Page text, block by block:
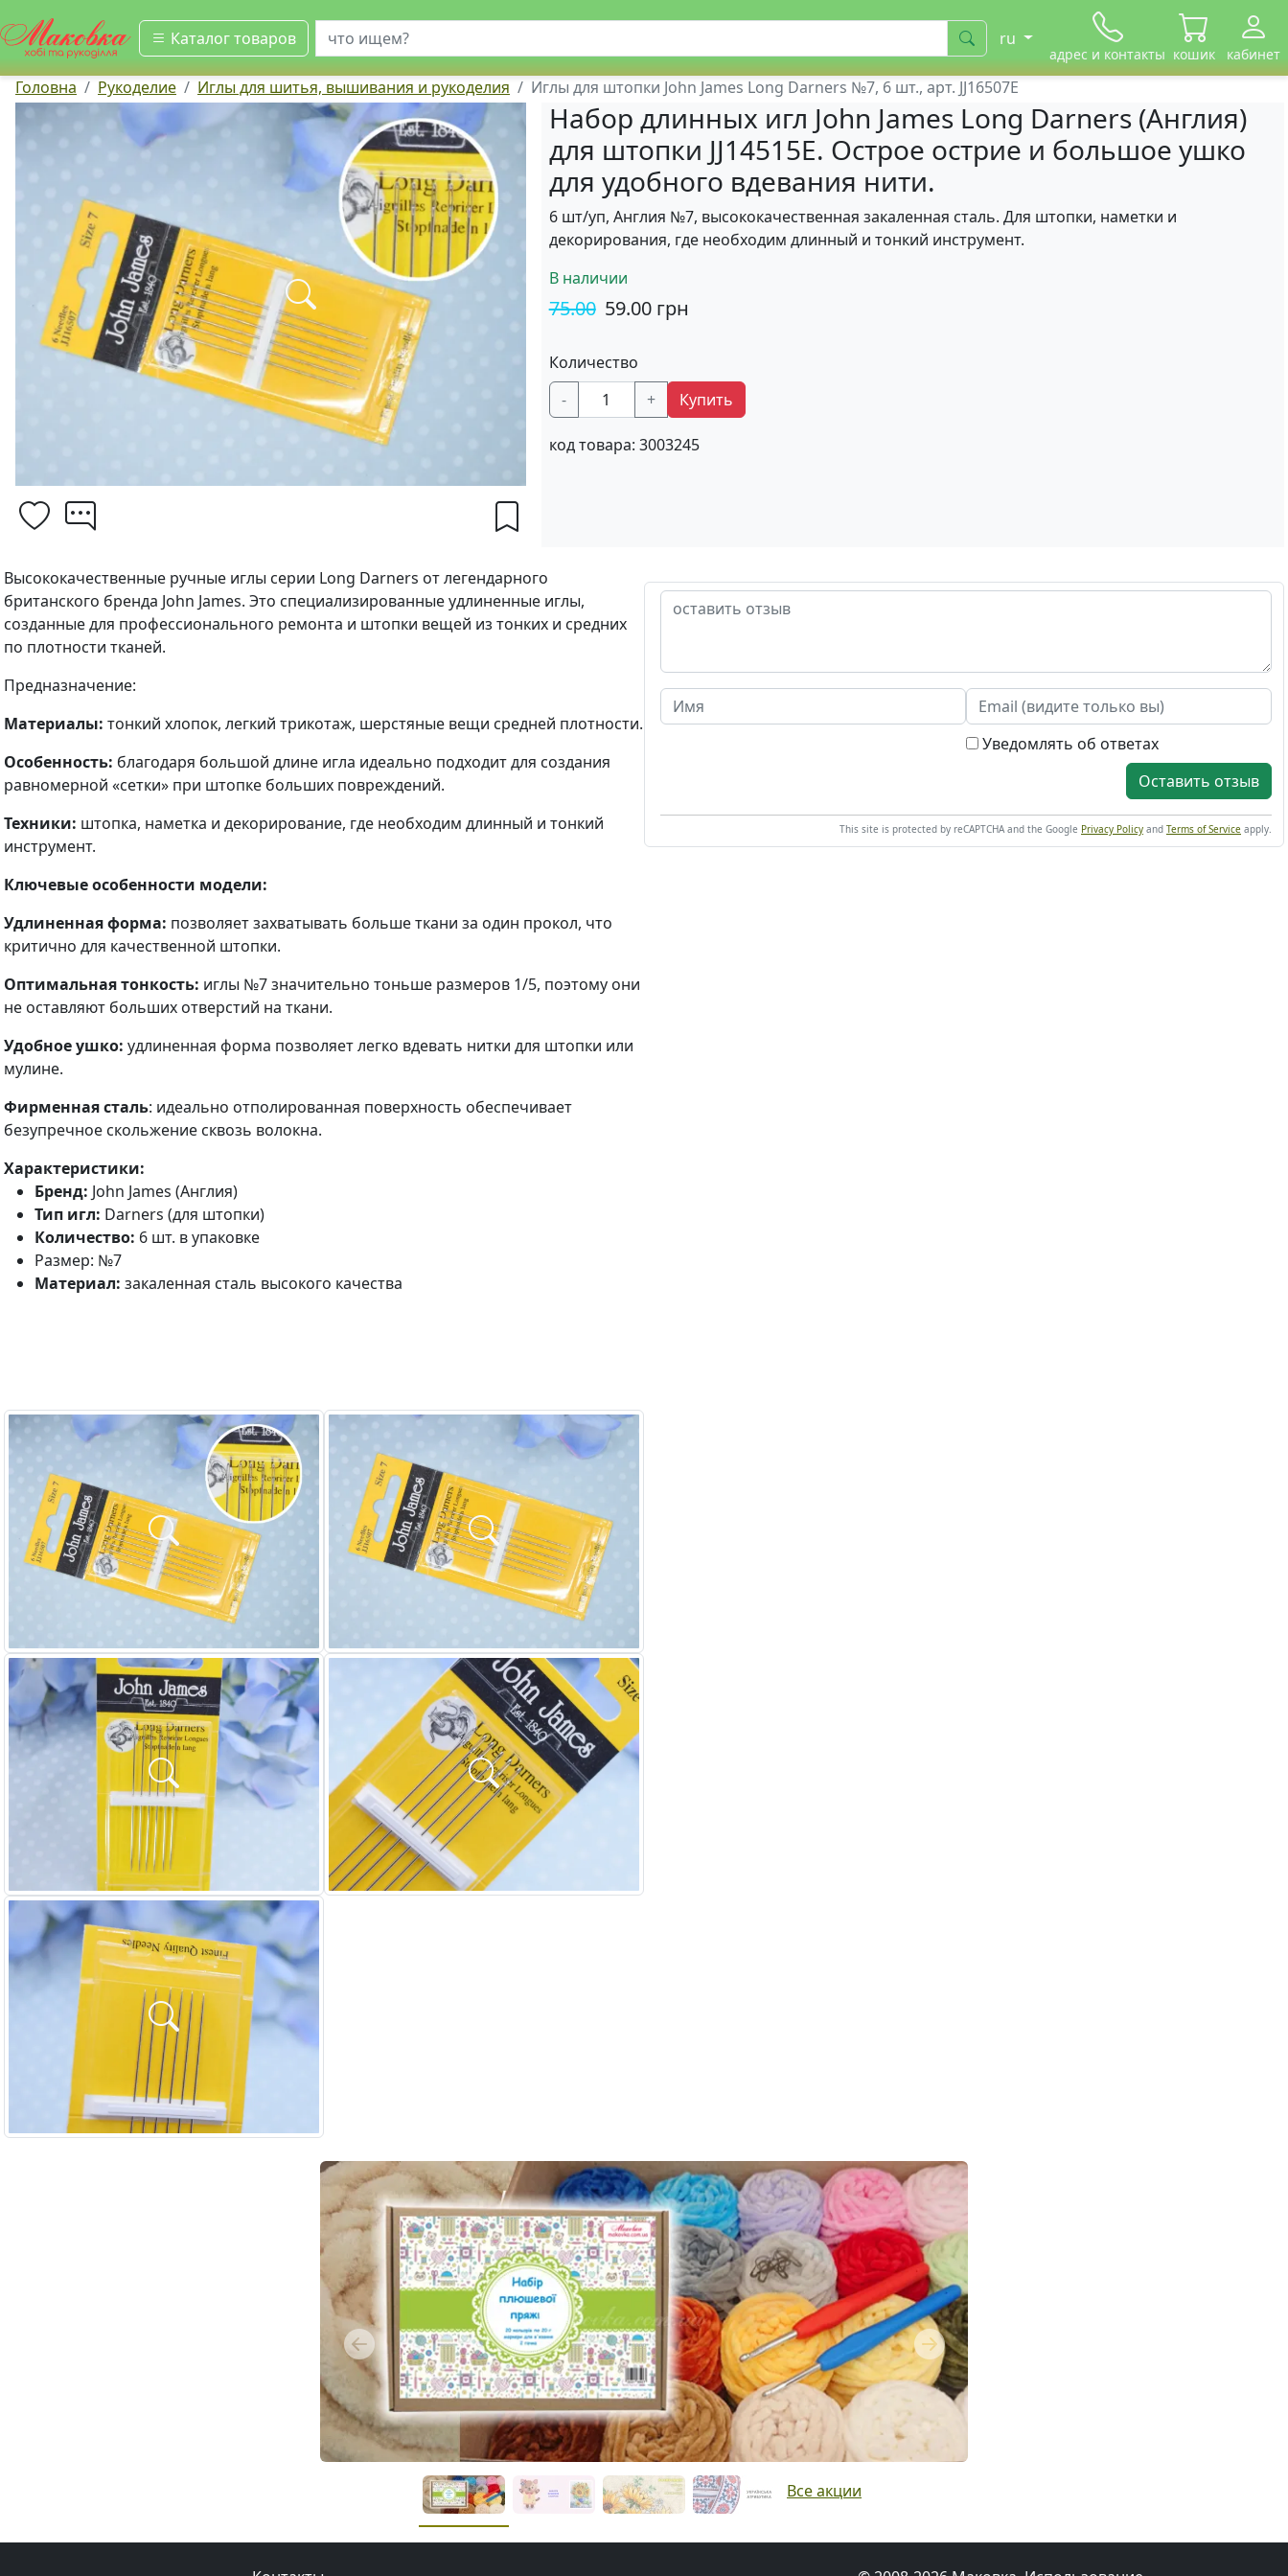
Каталог товаров
искать ru
адрес и контакты кошик кабинет
Головна Рукоделие Иглы для шитья, вышивания и рукоделия Иглы для штопки John James Long Darners №7, 6 шт., арт. JJ16507E
Набор длинных игл John James Long Darners (Англия)
для штопки JJ14515E. Острое острие и большое ушко
для удобного вдевания нити.
6 шт/уп, Англия №7, высококачественная закаленная сталь. Для штопки, наметки и
декорирования, где необходим длинный и тонкий инструмент.
В наличии
75.00 59.00 грн
Количество
-
+ Купить
код товара: 3003245
Высококачественные ручные иглы серии Long Darners от легендарного
британского бренда John James. Это специализированные удлиненные иглы,
созданные для профессионального ремонта и штопки вещей из тонких и средних
по плотности тканей.
Предназначение:
Материалы: тонкий хлопок, легкий трикотаж, шерстяные вещи средней плотности.
Особенность: благодаря большой длине игла идеально подходит для создания
равномерной «сетки» при штопке больших повреждений.
Техники: штопка, наметка и декорирование, где необходим длинный и тонкий
инструмент.
Ключевые особенности модели:
Удлиненная форма: позволяет захватывать больше ткани за один прокол, что
критично для качественной штопки.
Оптимальная тонкость: иглы №7 значительно тоньше размеров 1/5, поэтому они
не оставляют больших отверстий на ткани.
Удобное ушко: удлиненная форма позволяет легко вдевать нитки для штопки или
мулине.
Фирменная сталь: идеально отполированная поверхность обеспечивает
безупречное скольжение сквозь волокна.
Характеристики:
Бренд: John James (Англия)
Тип игл: Darners (для штопки)
Количество: 6 шт. в упаковке
Размер: №7
Материал: закаленная сталь высокого качества
Уведомлять об ответах
Оставить отзыв
This site is protected by reCAPTCHA and the Google Privacy Policy and Terms of Service apply.
Previous Next
Все акции